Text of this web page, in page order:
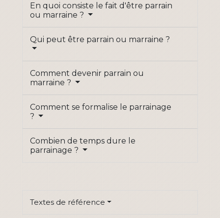
En quoi consiste le fait d'être parrain
ou marraine ?
Qui peut être parrain ou marraine ?
Comment devenir parrain ou
marraine ?
Comment se formalise le parrainage
?
Combien de temps dure le
parrainage ?
Textes de référence